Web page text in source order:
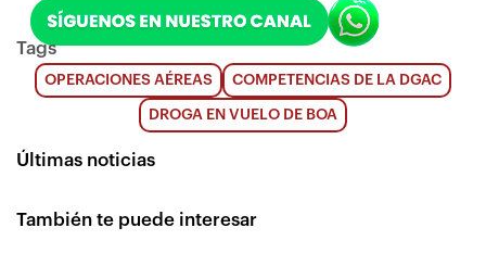
Tags
OPERACIONES AÉREAS COMPETENCIAS DE LA DGAC
DROGA EN VUELO DE BOA
Últimas noticias
También te puede interesar